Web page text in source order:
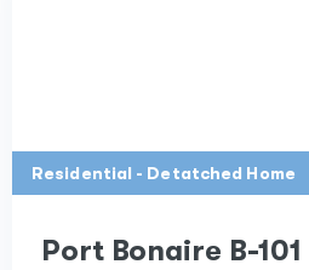
Residential - Detatched Home
Port Bonaire B-101